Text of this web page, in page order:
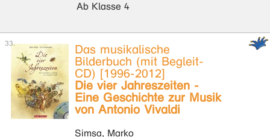
Ab Klasse 4
Das musikalische
Bilderbuch (mit Begleit-
CD) [1996-2012]
Die vier Jahreszeiten -
Eine Geschichte zur Musik
von Antonio Vivaldi
Simsa, Marko